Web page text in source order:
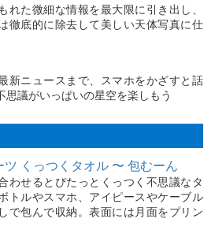
れた微細な情報を最大限に引き出し、
徹底的に除去して美しい天体写真に仕
新ニュースまで、スマホをかざすと話
思議がいっぱいの星空を楽しもう
ツ くっつくタオル 〜 包むーん
わせるとぴたっとくっつく不思議なタ
トルやスマホ、アイピースやケーブル
で包んで収納。表面には月面をプリン